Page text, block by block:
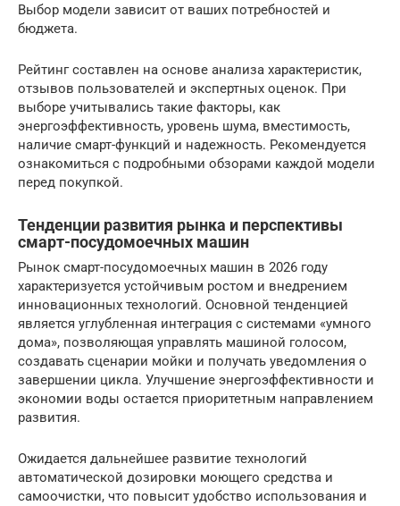
Выбор модели зависит от ваших потребностей и
бюджета.
Рейтинг составлен на основе анализа характеристик,
отзывов пользователей и экспертных оценок. При
выборе учитывались такие факторы, как
энергоэффективность, уровень шума, вместимость,
наличие смарт-функций и надежность. Рекомендуется
ознакомиться с подробными обзорами каждой модели
перед покупкой.
Тенденции развития рынка и перспективы
смарт-посудомоечных машин
Рынок смарт-посудомоечных машин в 2026 году
характеризуется устойчивым ростом и внедрением
инновационных технологий. Основной тенденцией
является углубленная интеграция с системами «умного
дома», позволяющая управлять машиной голосом,
создавать сценарии мойки и получать уведомления о
завершении цикла. Улучшение энергоэффективности и
экономии воды остается приоритетным направлением
развития.
Ожидается дальнейшее развитие технологий
автоматической дозировки моющего средства и
самоочистки, что повысит удобство использования и